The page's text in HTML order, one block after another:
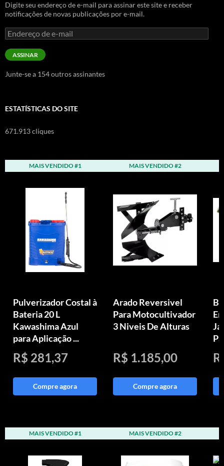
Digite seu endereço de e-mail para assinar este site e receber
notificações de novas publicações por e-mail.
Endereço
de
e-
mailASSINAR
Junte-se a 154 outros assinantes
ESTATÍSTICAS DO SITE
671.913 cliques
MAIS VENDIDO #1
Pulverizador Costal à
Bateria 20 L
Kawashima Azul
para Aplicação ...
R$ 281,37
Compre agora
MAIS VENDIDO #2
Arado Reversivel
Para Motocultivador
3 Niveis De Alturas
R$ 1.185,00
Compre agora
MAIS VENDIDO #1 MAIS VENDIDO #2